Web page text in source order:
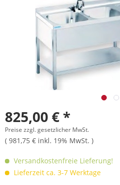
825,00 € *
Preise zzgl. gesetzlicher MwSt.
( 981,75 € inkl. 19% MwSt. )
Versandkostenfreie Lieferung!
Lieferzeit ca. 3-7 Werktage